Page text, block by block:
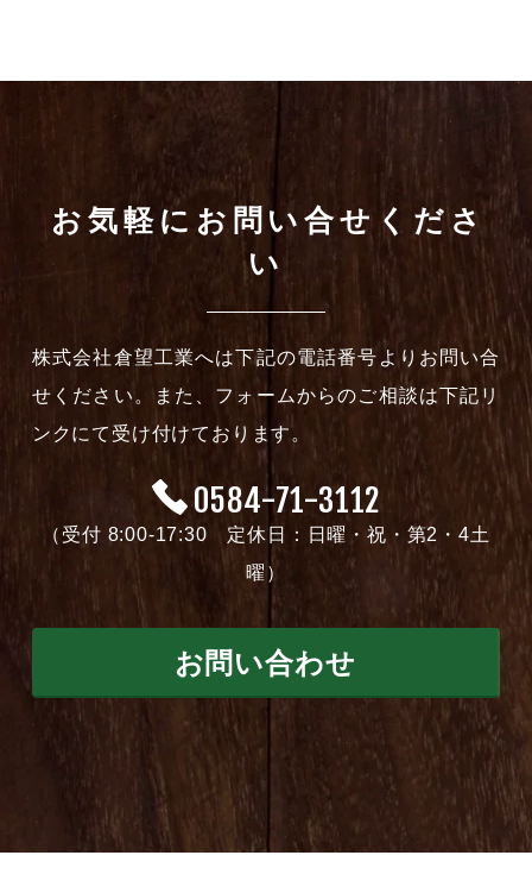
お気軽にお問い合せくださ
い
株式会社倉望工業へは下記の電話番号よりお問い合
せください。また、フォームからのご相談は下記リ
ンクにて受け付けております。
0584-71-3112
（受付 8:00-17:30 定休日：日曜・祝・第2・4土
曜）
お問い合わせ